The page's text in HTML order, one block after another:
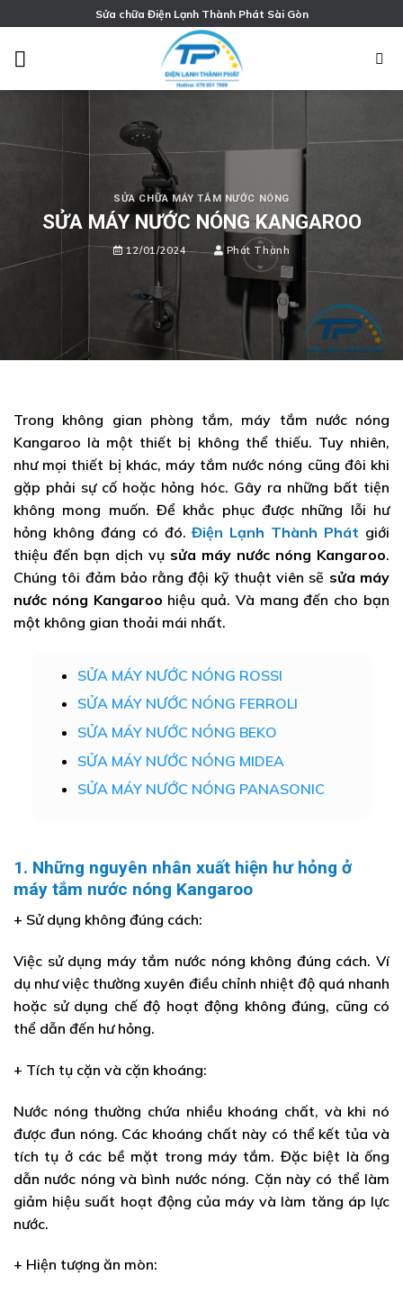
đến
nội
Sửa chữa Điện Lạnh Thành Phát Sài Gòn
SỬA CHỮA MÁY TẮM NƯỚC NÓNG
SỬA MÁY NƯỚC NÓNG KANGAROO
12/01/2024 Phát Thành
Trong không gian phòng tắm, máy tắm nước nóng
Kangaroo là một thiết bị không thể thiếu. Tuy nhiên,
như mọi thiết bị khác, máy tắm nước nóng cũng đôi khi
gặp phải sự cố hoặc hỏng hóc. Gây ra những bất tiện
không mong muốn. Để khắc phục được những lỗi hư
hỏng không đáng có đó.Điện Lạnh Thành Phát giới
thiệu đến bạn dịch vụ sửa máy nước nóng Kangaroo.
Chúng tôi đảm bảo rằng đội kỹ thuật viên sẽ sửa máy
nước nóng Kangaroo hiệu quả. Và mang đến cho bạn
một không gian thoải mái nhất.
SỬA MÁY NƯỚC NÓNG ROSSI
SỬA MÁY NƯỚC NÓNG FERROLI
SỬA MÁY NƯỚC NÓNG BEKO
SỬA MÁY NƯỚC NÓNG MIDEA
SỬA MÁY NƯỚC NÓNG PANASONIC
1. Những nguyên nhân xuất hiện hư hỏng ở
máy tắm nước nóng Kangaroo
+ Sử dụng không đúng cách:
Việc sử dụng máy tắm nước nóng không đúng cách. Ví
dụ như việc thường xuyên điều chỉnh nhiệt độ quá nhanh
hoặc sử dụng chế độ hoạt động không đúng, cũng có
thể dẫn đến hư hỏng.
+ Tích tụ cặn và cặn khoáng:
Nước nóng thường chứa nhiều khoáng chất, và khi nó
được đun nóng. Các khoáng chất này có thể kết tủa và
tích tụ ở các bề mặt trong máy tắm. Đặc biệt là ống
dẫn nước nóng và bình nước nóng. Cặn này có thể làm
giảm hiệu suất hoạt động của máy và làm tăng áp lực
nước.
+ Hiện tượng ăn mòn: